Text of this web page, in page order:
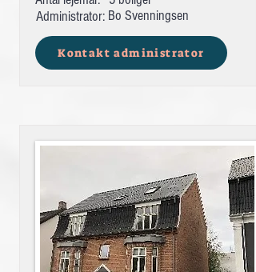
Administrator: Bo Svenningsen
Kontakt administrator